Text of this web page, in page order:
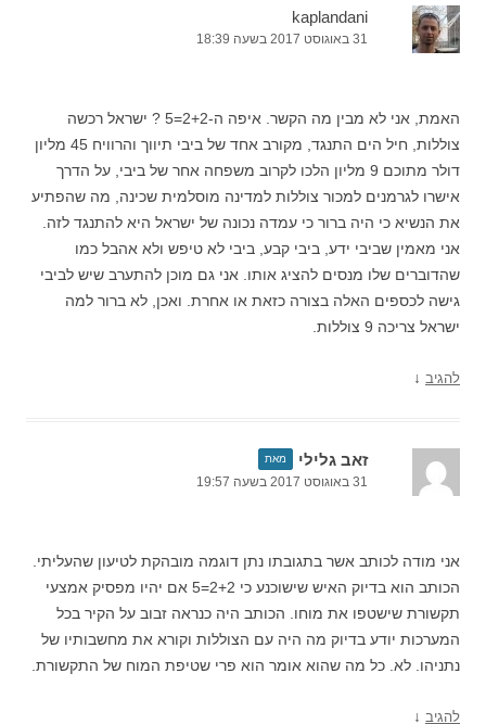
kaplandani
31 באוגוסט 2017 בשעה 18:39
האמת, אני לא מבין מה הקשר. איפה ה-2+2=5 ? ישראל רכשה
צוללות, חיל הים התנגד, מקורב אחד של ביבי תיווך והרוויח 45 מליון
דולר מתוכם 9 מליון הלכו לקרוב משפחה אחר של ביבי, על הדרך
אישרו לגרמנים למכור צוללות למדינה מוסלמית שכינה, מה שהפתיע
את הנשיא כי היה ברור כי עמדה נכונה של ישראל היא להתנגד לזה.
אני מאמין שביבי ידע, ביבי קבע, ביבי לא טיפש ולא אהבל כמו
שהדוברים שלו מנסים להציג אותו. אני גם מוכן להתערב שיש לביבי
גישה לכספים האלה בצורה כזאת או אחרת. ואכן, לא ברור למה
ישראל צריכה 9 צוללות.
להגיב ↓
זאב גלילי מאת
31 באוגוסט 2017 בשעה 19:57
אני מודה לכותב אשר בתגובתו נתן דוגמה מובהקת לטיעון שהעליתי.
הכותב הוא בדיוק האיש שישוכנע כי 2+2=5 אם יהיו מפסיק אמצעי
תקשורת שישטפו את מוחו. הכותב היה כנראה זבוב על הקיר בכל
המערכות יודע בדיוק מה היה עם הצוללות וקורא את מחשבותיו של
נתניהו. לא. כל מה שהוא אומר הוא פרי שטיפת המוח של התקשורת.
להגיב ↓